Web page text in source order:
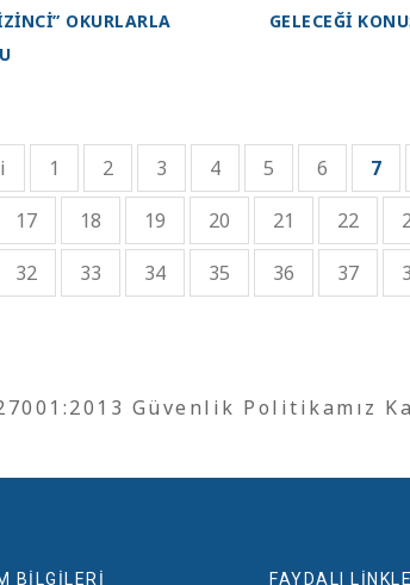
OKURLARLA
GELECEĞİ
1 2 3 4 5 6 7
17 18 19 20 21 22
32 33 34 35 36 37
Güvenlik Politikamız
BİLGİLERİ FAYDALI